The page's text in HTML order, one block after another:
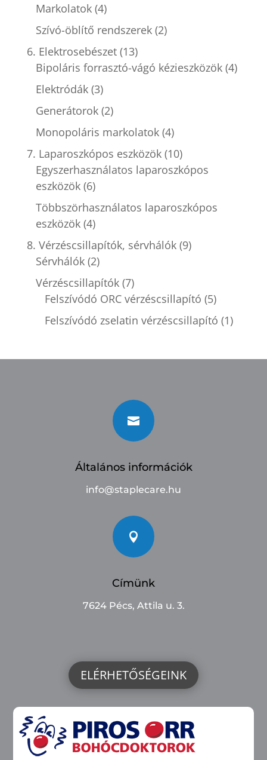
Markolatok (4)
Szívó-öblítő rendszerek (2)
6. Elektrosebészet (13)
Bipoláris forrasztó-vágó kézieszközök (4)
Elektródák (3)
Generátorok (2)
Monopoláris markolatok (4)
7. Laparoszkópos eszközök (10)
Egyszerhasználatos laparoszkópos
eszközök (6)
Többszörhasználatos laparoszkópos
eszközök (4)
8. Vérzéscsillapítók, sérvhálók (9)
Sérvhálók (2)
Vérzéscsillapítók (7)
Felszívódó ORC vérzéscsillapító (5)
Felszívódó zselatin vérzéscsillapító (1)

Általános információk
info@staplecare.hu

Címünk
7624 Pécs, Attila u. 3.
ELÉRHETŐSÉGEINK